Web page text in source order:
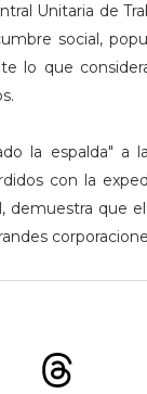
Unitaria de
social,
lo que
la espalda" a
con la
demuestra que